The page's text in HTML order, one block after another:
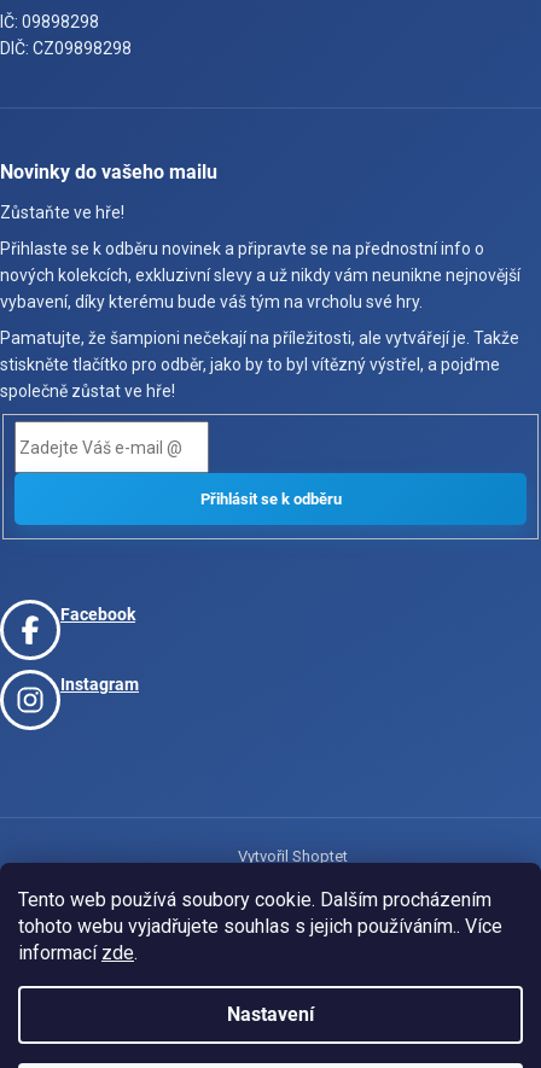
Tento web používá soubory cookie. Dalším procházením
tohoto webu vyjadřujete souhlas s jejich používáním.. Více
informací zde.
Nastavení
IČ: 09898298
DIČ: CZ09898298
Novinky do vašeho mailu
Zůstaňte ve hře!
Přihlaste se k odběru novinek a připravte se na přednostní info o
nových kolekcích, exkluzivní slevy a už nikdy vám neunikne nejnovější
vybavení, díky kterému bude váš tým na vrcholu své hry.
Pamatujte, že šampioni nečekají na příležitosti, ale vytvářejí je. Takže
stiskněte tlačítko pro odběr, jako by to byl vítězný výstřel, a pojďme
společně zůstat ve hře!
Facebook
Instagram
Vytvořil Shoptet
Copyright 2026www.josport.cz. Všechna práva vyhrazena.